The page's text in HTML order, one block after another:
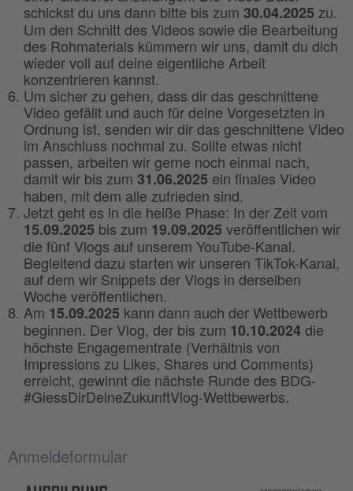
schickst du uns dann bitte bis zum 30.04.2025 zu.
Um den Schnitt des Videos sowie die Bearbeitung
des Rohmaterials kümmern wir uns, damit du dich
wieder voll auf deine eigentliche Arbeit
konzentrieren kannst.
Um sicher zu gehen, dass dir das geschnittene
Video gefällt und auch für deine Vorgesetzten in
Ordnung ist, senden wir dir das geschnittene Video
im Anschluss nochmal zu. Sollte etwas nicht
passen, arbeiten wir gerne noch einmal nach,
damit wir bis zum 31.06.2025 ein finales Video
haben, mit dem alle zufrieden sind.
Jetzt geht es in die heiße Phase: In der Zeit vom
15.09.2025 bis zum 19.09.2025 veröffentlichen wir
die fünf Vlogs auf unserem YouTube-Kanal.
Begleitend dazu starten wir unseren TikTok-Kanal,
auf dem wir Snippets der Vlogs in derselben
Woche veröffentlichen.
Am 15.09.2025 kann dann auch der Wettbewerb
beginnen. Der Vlog, der bis zum 10.10.2024die
höchste Engagementrate (Verhältnis von
Impressions zu Likes, Shares und Comments)
erreicht, gewinnt die nächste Runde des BDG-
#GiessDirDeineZukunftVlog-Wettbewerbs.
Anmeldeformular